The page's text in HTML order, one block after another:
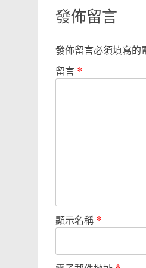
發佈留言
發佈留言必須填寫的
留言 *
顯示名稱 *